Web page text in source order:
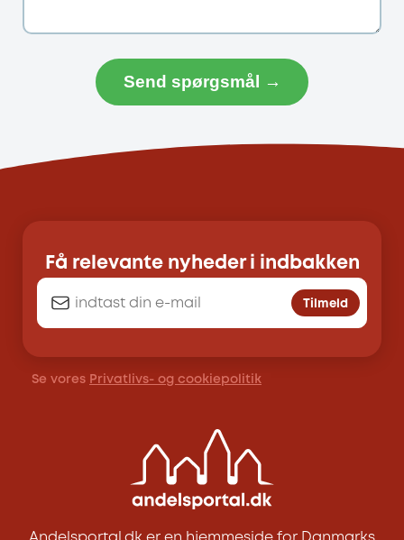
Send spørgsmål →
Få relevante nyheder i indbakken
Tilmeld
Se vores Privatlivs- og cookiepolitik